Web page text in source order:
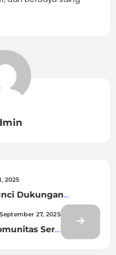
2025
Dukungan
Berbagai
September 27, 2025
Seru